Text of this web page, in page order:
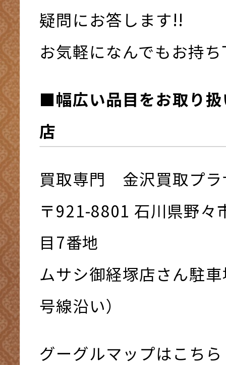
疑問にお答します!!
お気軽になんでもお持
■幅広い品目をお取り
店
買取専門 金沢買取プラ
〒921-8801 ⽯川県野々
⽬7番地
ムサシ御経塚店さん駐
号線沿い）
グーグルマップはこちら